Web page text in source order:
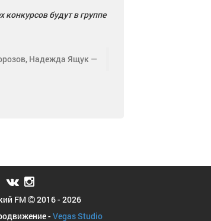
будут в группе
Надежда Ящук
FM
2016 - 2026
- Vegas Studio